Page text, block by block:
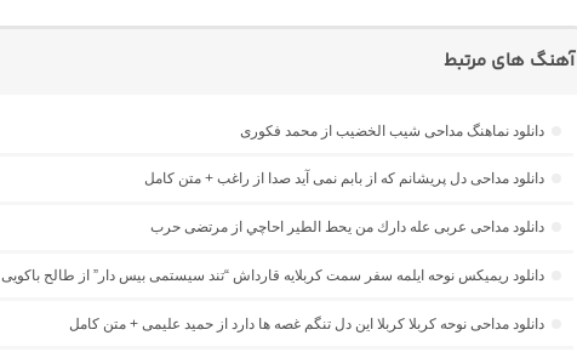
آهنگ های مرتبط
دانلود نماهنگ مداحی شیب الخضیب از محمد فکوری
دانلود مداحی دل پریشانم که از بابم نمی آید صدا از راغب + متن کامل
دانلود مداحی عربی عله دارك من يحط الطير احاچي از مرتضی حرب
دانلود ریمیکس نوحه ایلمه سفر سمت کربلایه قارداش “تند سیستمی بیس دار” از طالح باکویی
دانلود مداحی نوحه کربلا کربلا این دل تنگم غصه ها دارد از حمید علیمی + متن کامل